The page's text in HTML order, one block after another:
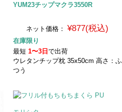
YUM23チップマクラ3550R
ネット価格： ¥877(税込)
在庫限り
最短1〜3日で出荷
ウレタンチップ枕 35x50cm 高さ：ふ
つう